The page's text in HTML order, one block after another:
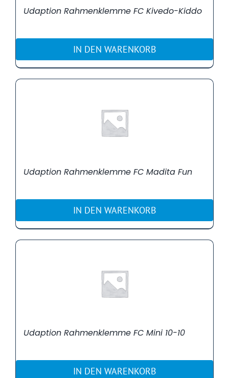
Udaption Rahmenklemme FC Kivedo-Kiddo
IN DEN WARENKORB
Udaption Rahmenklemme FC Madita Fun
IN DEN WARENKORB
Udaption Rahmenklemme FC Mini 10-10
IN DEN WARENKORB